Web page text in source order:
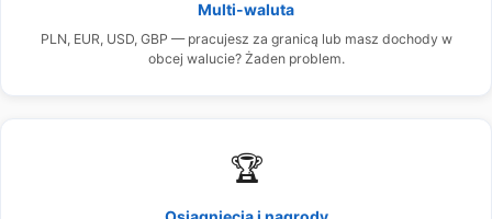
Multi-waluta
PLN, EUR, USD, GBP — pracujesz za granicą lub masz dochody w
obcej walucie? Żaden problem.
🏆